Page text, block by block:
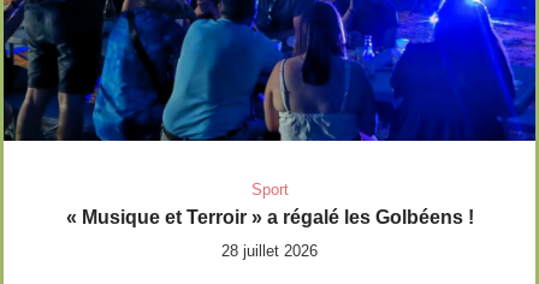
Sport
« Musique et Terroir » a régalé les Golbéens !
28 juillet 2026